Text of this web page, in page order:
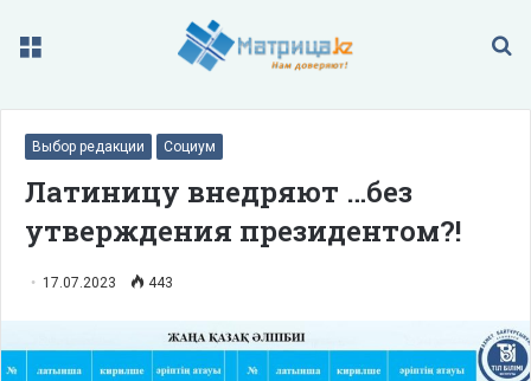
Меню
Выбор редакции Социум
Латиницу внедряют …без
утверждения президентом?!
17.07.2023 443